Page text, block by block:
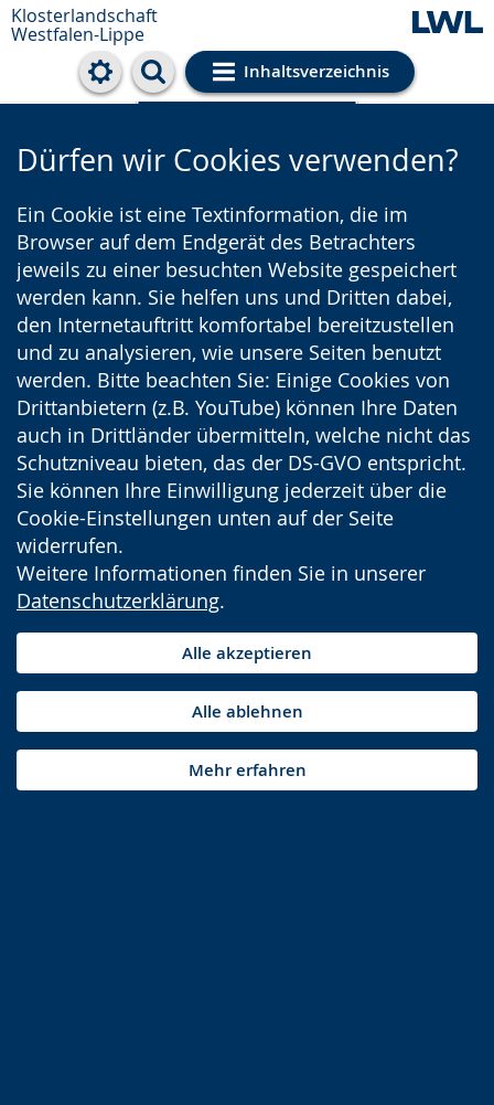
Klosterlandschaft
Westfalen-Lippe
Inhaltsverzeichnis
Cookie-Einstellungen
Dürfen wir Cookies verwenden?
Ein Cookie ist eine Textinformation, die im
Browser auf dem Endgerät des Betrachters
jeweils zu einer besuchten Website gespeichert
werden kann. Sie helfen uns und Dritten dabei,
den Internetauftritt komfortabel bereitzustellen
und zu analysieren, wie unsere Seiten benutzt
werden. Bitte beachten Sie: Einige Cookies von
Drittanbietern (z.B. YouTube) können Ihre Daten
auch in Drittländer übermitteln, welche nicht das
Schutzniveau bieten, das der DS-GVO entspricht.
Sie können Ihre Einwilligung jederzeit über die
Cookie-Einstellungen unten auf der Seite
widerrufen.
Weitere Informationen finden Sie in unserer
Datenschutzerklärung.
Alle akzeptieren
Alle ablehnen
Mehr erfahren